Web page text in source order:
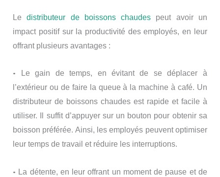
Le distributeur de boissons chaudes peut avoir un
impact positif sur la productivité des employés, en leur
offrant plusieurs avantages :
•
Le gain de temps, en évitant de se déplacer à
l’extérieur ou de faire la queue à la machine à café. Un
distributeur de boissons chaudes est rapide et facile à
utiliser. Il suffit d’appuyer sur un bouton pour obtenir sa
boisson préférée. Ainsi, les employés peuvent optimiser
leur temps de travail et réduire les interruptions.
• La détente, en leur offrant un moment de pause et de